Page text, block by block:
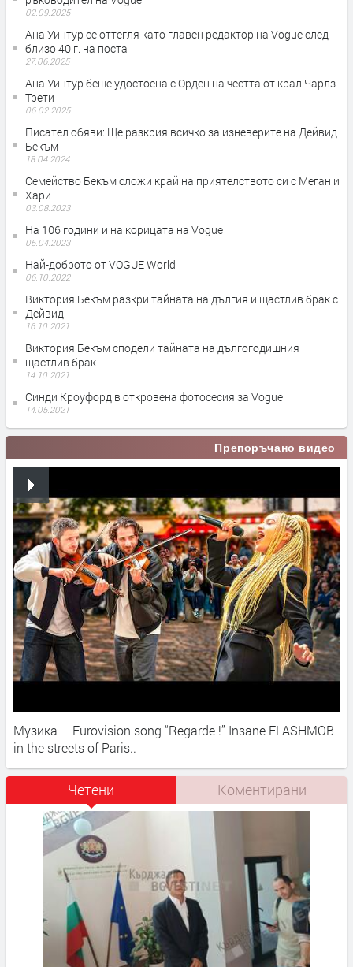
02.09.2025
Ана Уинтур се оттегля като главен редактор на Vogue след
близо 40 г. на поста
27.06.2025
Ана Уинтур беше удостоена с Орден на честта от крал Чарлз
Трети
06.02.2025
Писател обяви: Ще разкрия всичко за изневерите на Дейвид
Бекъм
18.04.2024
Семейство Бекъм сложи край на приятелството си с Меган и
Хари
03.08.2023
На 106 години и на корицата на Vogue
05.04.2023
Най-доброто от VOGUE World
06.10.2022
Виктория Бекъм разкри тайната на дългия и щастлив брак с
Дейвид
16.10.2021
Виктория Бекъм сподели тайната на дългогодишния
щастлив брак
14.10.2021
Синди Кроуфорд в откровена фотосесия за Vogue
14.05.2021
Препоръчано видео
Музика – Eurovision song “Regarde !” Insane FLASHMOB
in the streets of Paris..​
Четени Коментирани